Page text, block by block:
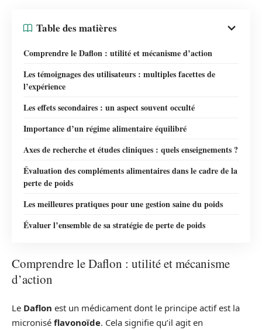
Table des matières
Comprendre le Daflon : utilité et mécanisme d’action
Les témoignages des utilisateurs : multiples facettes de
l’expérience
Les effets secondaires : un aspect souvent occulté
Importance d’un régime alimentaire équilibré
Axes de recherche et études cliniques : quels enseignements ?
Évaluation des compléments alimentaires dans le cadre de la
perte de poids
Les meilleures pratiques pour une gestion saine du poids
Évaluer l’ensemble de sa stratégie de perte de poids
Comprendre le Daflon : utilité et mécanisme
d’action
Le Daflon est un médicament dont le principe actif est la
micronisé flavonoïde. Cela signifie qu’il agit en